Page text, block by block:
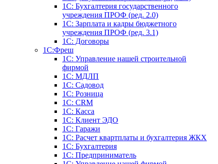
1C: Бухгалтерия государственного
учреждения ПРОФ (ред. 2.0)
1C: Зарплата и кадры бюджетного
учреждения ПРОФ (ред. 3.1)
1С: Договоры
1С:Фреш
1С: Управление нашей строительной
фирмой
1С: МДЛП
1С: Садовод
1С: Розница
1C: CRM
1C: Касса
1С: Клиент ЭДО
1С: Гаражи
1C: Расчет квартплаты и бухгалтерия ЖКХ
1C: Бухгалтерия
1C: Предприниматель